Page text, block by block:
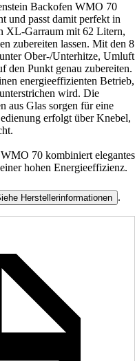
Backofen WMO 70
und passt damit perfekt in
XL-Garraum mit 62 Litern,
zubereiten lassen. Mit den 8
Ober-/Unterhitze, Umluft
den Punkt genau zubereiten.
energieeffizienten Betrieb,
wird. Die
aus Glas sorgen für eine
erfolgt über Knebel,
70 kombiniert elegantes
hohen Energieeffizienz.
Herstellerinformationen .